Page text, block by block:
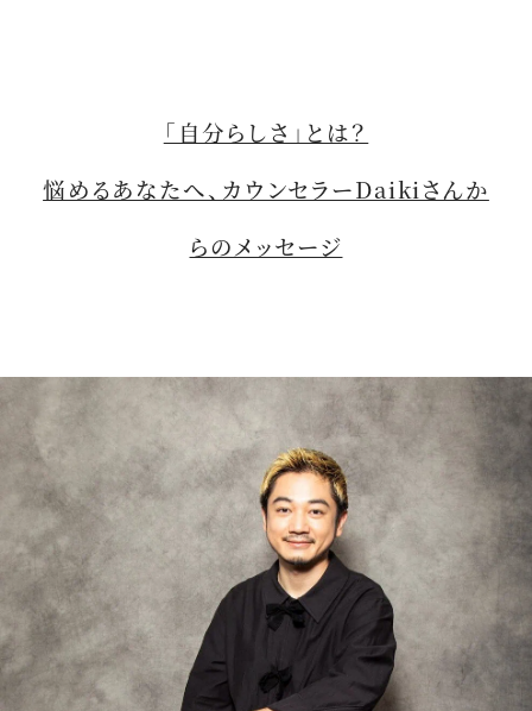
「自分らしさ」とは？
悩めるあなたへ、カウンセラーDaikiさんか
らのメッセージ